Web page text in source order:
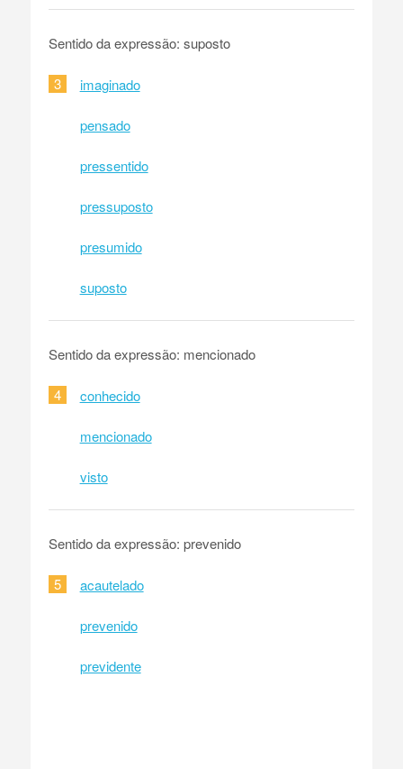
Sentido da expressão: suposto
3 imaginado
pensado
pressentido
pressuposto
presumido
suposto
Sentido da expressão: mencionado
4 conhecido
mencionado
visto
Sentido da expressão: prevenido
5 acautelado
prevenido
previdente